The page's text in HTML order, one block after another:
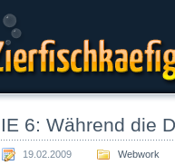
IE 6: Während die
19.02.2009 Webwork